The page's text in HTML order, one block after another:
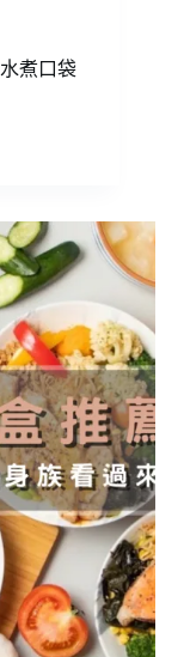
煮口袋